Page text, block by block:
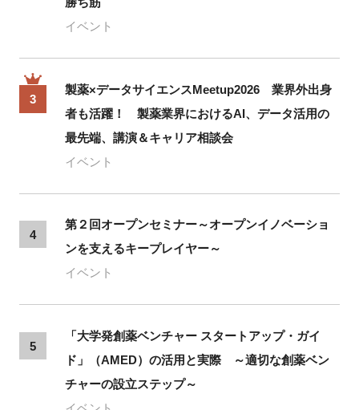
イベント
3
製薬×データサイエンスMeetup2026 業界外出身
者も活躍！ 製薬業界におけるAI、データ活用の
最先端、講演＆キャリア相談会
イベント
4
第２回オープンセミナー～オープンイノベーショ
ンを支えるキープレイヤー～
イベント
5
「大学発創薬ベンチャー スタートアップ・ガイ
ド」（AMED）の活用と実際 ～適切な創薬ベン
チャーの設立ステップ～